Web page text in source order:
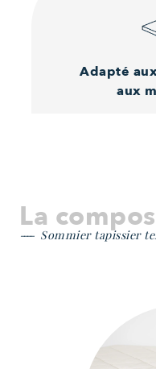
Adapté
aux
La
Sommier tapissier